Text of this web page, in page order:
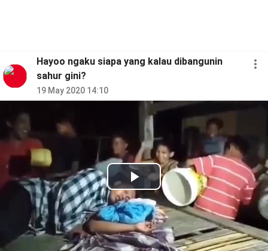
Hayoo ngaku siapa yang kalau dibangunin
sahur gini?
19 May 2020 14:10
Play
Video